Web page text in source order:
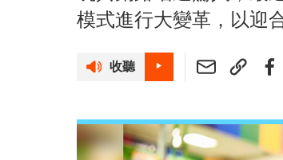
模式進行大變革，以迎
收聽